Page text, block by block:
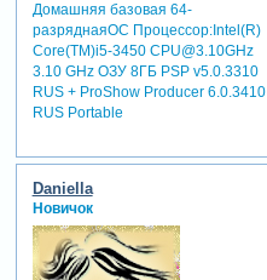
Домашняя базовая 64-
разряднаяОС Процессор:Intel(R)
Core(TM)i5-3450 CPU@3.10GHz
3.10 GHz ОЗУ 8ГБ PSP v5.0.3310
RUS + ProShow Producer 6.0.3410
RUS Portable
Daniella
Новичок